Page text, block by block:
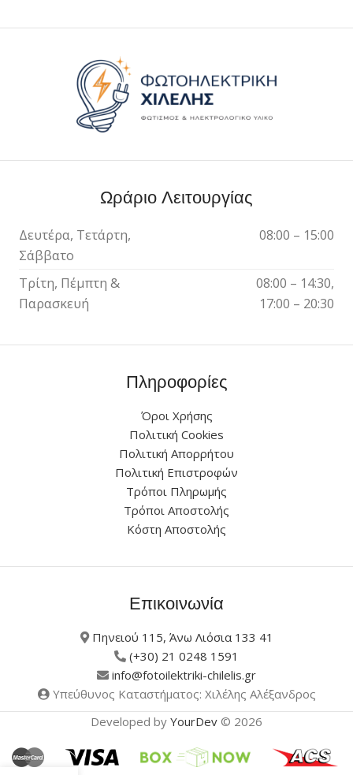
Ωράριο Λειτουργίας
Δευτέρα, Τετάρτη,
Σάββατο
08:00 – 15:00
Τρίτη, Πέμπτη &
Παρασκευή
08:00 – 14:30,
17:00 – 20:30
Πληροφορίες
Όροι Χρήσης
Πολιτική Cookies
Πολιτική Απορρήτου
Πολιτική Επιστροφών
Τρόποι Πληρωμής
Τρόποι Αποστολής
Κόστη Αποστολής
Επικοινωνία
Πηνειού 115, Άνω Λιόσια 133 41
(+30) 21 0248 1591
info@fotoilektriki-chilelis.gr
Υπεύθυνος Καταστήματος: Χιλέλης Αλέξανδρος
Developed by YourDev © 2026